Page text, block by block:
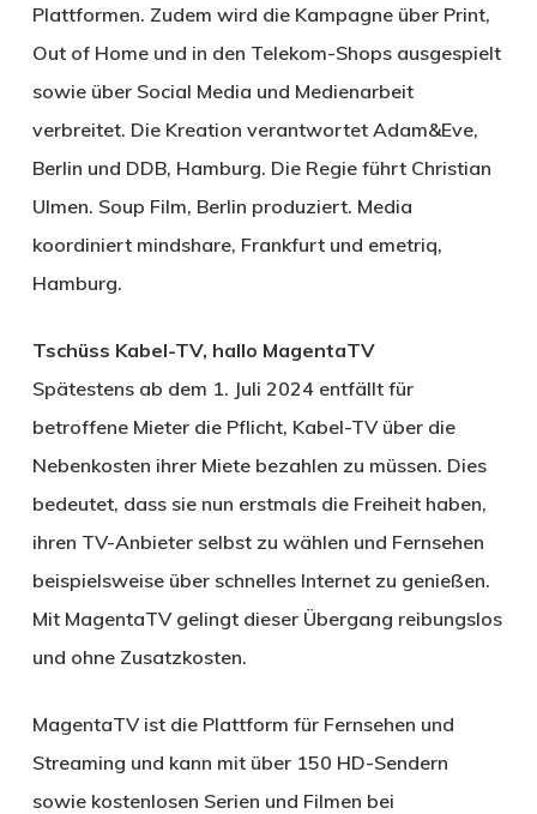
Plattformen. Zudem wird die Kampagne über Print,
Out of Home und in den Telekom-Shops ausgespielt
sowie über Social Media und Medienarbeit
verbreitet. Die Kreation verantwortet Adam&Eve,
Berlin und DDB, Hamburg. Die Regie führt Christian
Ulmen. Soup Film, Berlin produziert. Media
koordiniert mindshare, Frankfurt und emetriq,
Hamburg.
Tschüss Kabel-TV, hallo MagentaTV
Spätestens ab dem 1. Juli 2024 entfällt für
betroffene Mieter die Pflicht, Kabel-TV über die
Nebenkosten ihrer Miete bezahlen zu müssen. Dies
bedeutet, dass sie nun erstmals die Freiheit haben,
ihren TV-Anbieter selbst zu wählen und Fernsehen
beispielsweise über schnelles Internet zu genießen.
Mit MagentaTV gelingt dieser Übergang reibungslos
und ohne Zusatzkosten.
MagentaTV ist die Plattform für Fernsehen und
Streaming und kann mit über 150 HD-Sendern
sowie kostenlosen Serien und Filmen bei